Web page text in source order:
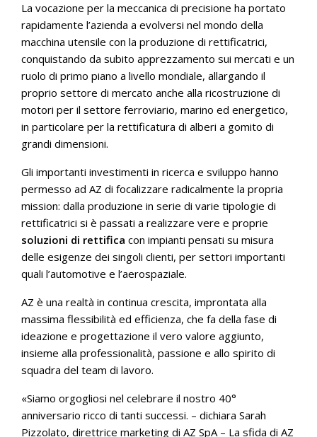
La vocazione per la meccanica di precisione ha portato
rapidamente l’azienda a evolversi nel mondo della
macchina utensile con la produzione di rettificatrici,
conquistando da subito apprezzamento sui mercati e un
ruolo di primo piano a livello mondiale, allargando il
proprio settore di mercato anche alla ricostruzione di
motori per il settore ferroviario, marino ed energetico,
in particolare per la rettificatura di alberi a gomito di
grandi dimensioni.
Gli importanti investimenti in ricerca e sviluppo hanno
permesso ad AZ di focalizzare radicalmente la propria
mission: dalla produzione in serie di varie tipologie di
rettificatrici si è passati a realizzare vere e proprie
soluzioni di rettifica con impianti pensati su misura
delle esigenze dei singoli clienti, per settori importanti
quali l’automotive e l’aerospaziale.
AZ è una realtà in continua crescita, improntata alla
massima flessibilità ed efficienza, che fa della fase di
ideazione e progettazione il vero valore aggiunto,
insieme alla professionalità, passione e allo spirito di
squadra del team di lavoro.
«Siamo orgogliosi nel celebrare il nostro 40°
anniversario ricco di tanti successi. – dichiara Sarah
Pizzolato, direttrice marketing di AZ SpA – La sfida di AZ